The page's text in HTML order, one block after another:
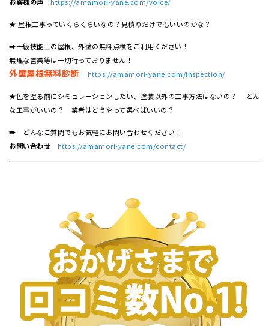
★ 屋根工事っていくらくらいなの？見積りだけでもいいのかな？
➡一級技能士の屋根、外壁の無料点検をご利用ください！
無理な営業等は一切行っておりません！
外壁屋根無料診断 https://amamori-yane.com/inspection/
★色を塗る前にシミュレーションしたい、塗装以外の工事方法はないの？ どん
な工事がいいの？ 業者はどうやって選べばいいの？
➡ どんなご質問でもお気軽にお問い合わせください！
お問い合わせ
https://amamori-yane.com/contact/